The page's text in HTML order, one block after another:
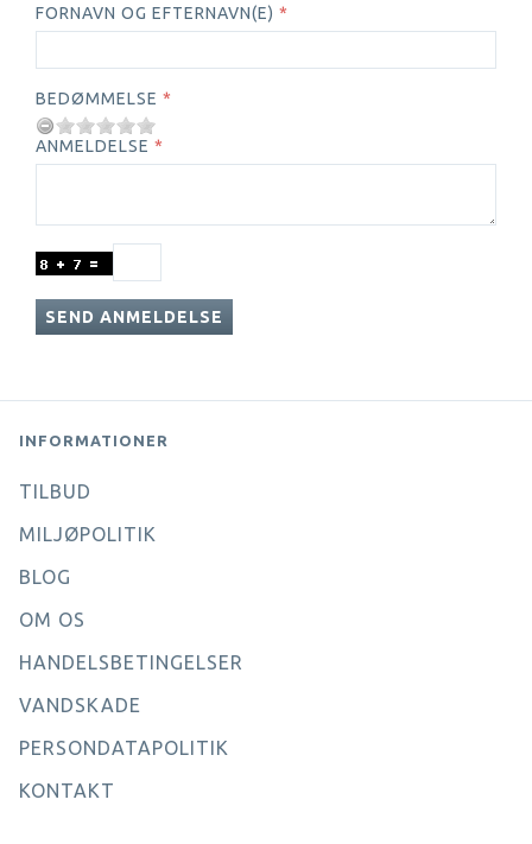
FORNAVN OG EFTERNAVN(E)
BEDØMMELSE
ANMELDELSE
SEND ANMELDELSE
INFORMATIONER
TILBUD
MILJØPOLITIK
BLOG
OM OS
HANDELSBETINGELSER
VANDSKADE
PERSONDATAPOLITIK
KONTAKT